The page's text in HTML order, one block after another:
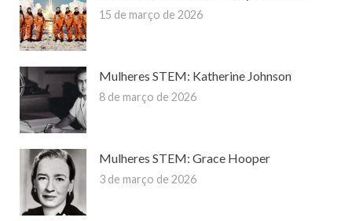
15 de março de 2026
Mulheres STEM: Katherine Johnson
8 de março de 2026
Mulheres STEM: Grace Hooper
3 de março de 2026